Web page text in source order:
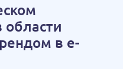
области
в e-